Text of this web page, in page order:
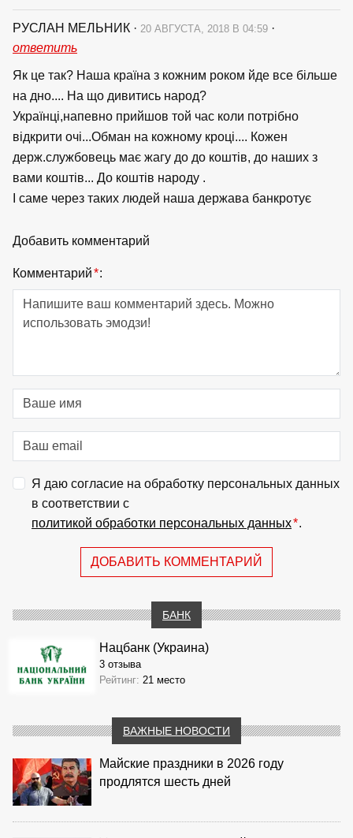
РУСЛАН МЕЛЬНИК · 20 АВГУСТА, 2018 В 04:59 ·
ответить
Як це так? Наша країна з кожним роком йде все більше
на дно.... На що дивитись народ?
Українці,напевно прийшов той час коли потрібно
відкрити очі...Обман на кожному кроці.... Кожен
держ.службовець має жагу до до коштів, до наших з
вами коштів... До коштів народу .
І саме через таких людей наша держава банкротує
Добавить комментарий
Комментарий*:
Я даю согласие на обработку персональных данных
в соответствии с
политикой обработки персональных данных*.
ДОБАВИТЬ КОММЕНТАРИЙ
БАНК
Нацбанк (Украина)
3 отзыва
Рейтинг: 21 место
ВАЖНЫЕ НОВОСТИ
Майские праздники в 2026 году
продлятся шесть дней